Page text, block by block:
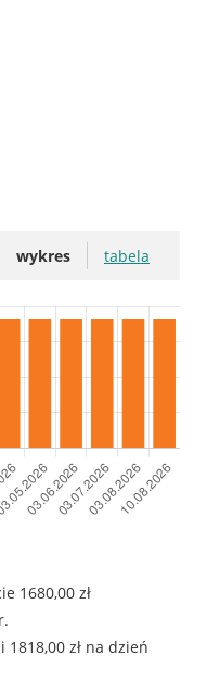
wykres tabela
1680,00 zł
zł na dzień